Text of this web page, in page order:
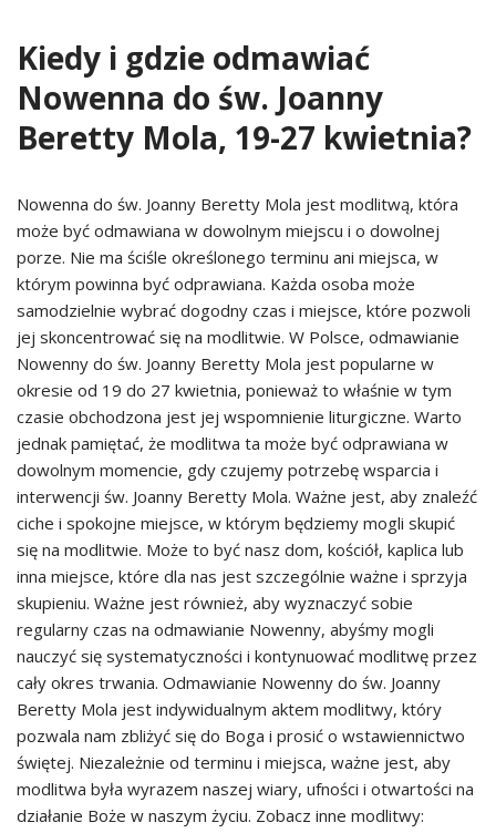
Kiedy i gdzie odmawiać
Nowenna do św. Joanny
Beretty Mola, 19-27 kwietnia?
Nowenna do św. Joanny Beretty Mola jest modlitwą, która
może być odmawiana w dowolnym miejscu i o dowolnej
porze. Nie ma ściśle określonego terminu ani miejsca, w
którym powinna być odprawiana. Każda osoba może
samodzielnie wybrać dogodny czas i miejsce, które pozwoli
jej skoncentrować się na modlitwie. W Polsce, odmawianie
Nowenny do św. Joanny Beretty Mola jest popularne w
okresie od 19 do 27 kwietnia, ponieważ to właśnie w tym
czasie obchodzona jest jej wspomnienie liturgiczne. Warto
jednak pamiętać, że modlitwa ta może być odprawiana w
dowolnym momencie, gdy czujemy potrzebę wsparcia i
interwencji św. Joanny Beretty Mola. Ważne jest, aby znaleźć
ciche i spokojne miejsce, w którym będziemy mogli skupić
się na modlitwie. Może to być nasz dom, kościół, kaplica lub
inna miejsce, które dla nas jest szczególnie ważne i sprzyja
skupieniu. Ważne jest również, aby wyznaczyć sobie
regularny czas na odmawianie Nowenny, abyśmy mogli
nauczyć się systematyczności i kontynuować modlitwę przez
cały okres trwania. Odmawianie Nowenny do św. Joanny
Beretty Mola jest indywidualnym aktem modlitwy, który
pozwala nam zbliżyć się do Boga i prosić o wstawiennictwo
świętej. Niezależnie od terminu i miejsca, ważne jest, aby
modlitwa była wyrazem naszej wiary, ufności i otwartości na
działanie Boże w naszym życiu. Zobacz inne modlitwy: